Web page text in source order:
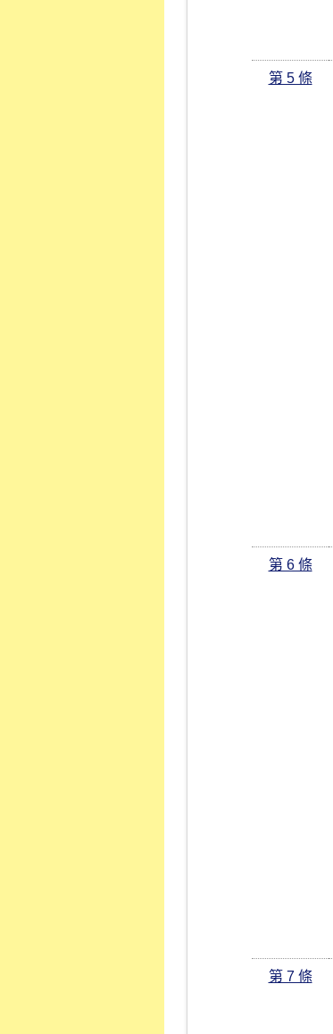
第 5 條
第 6 條
第 7 條